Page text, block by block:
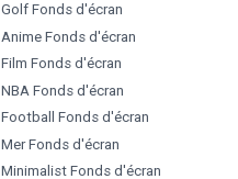
Golf Fonds d'écran
Anime Fonds d'écran
Film Fonds d'écran
NBA Fonds d'écran
Football Fonds d'écran
Mer Fonds d'écran
Minimalist Fonds d'écran